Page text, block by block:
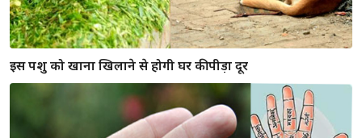
इस पशु को खाना खिलाने से होगी घर की पीड़ा दूर